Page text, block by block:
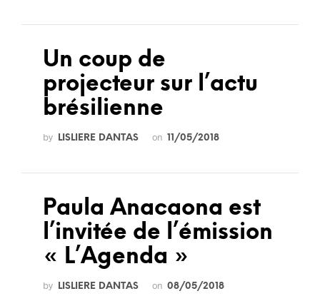
Un coup de
projecteur sur l’actu
brésilienne
by LISLIERE DANTAS on 11/05/2018
Paula Anacaona est
l’invitée de l’émission
« L’Agenda »
by LISLIERE DANTAS on 08/05/2018